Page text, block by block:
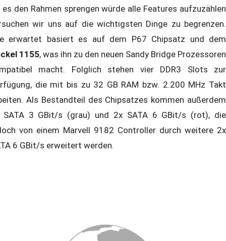
es den Rahmen sprengen würde alle Features aufzuzählen
wir uns auf die wichtigsten Dinge zu begrenzen.
erwartet basiert es auf dem P67 Chipsatz und dem
1155, was ihn zu den neuen Sandy Bridge Prozessoren
macht. Folglich stehen vier DDR3 Slots zur
die mit bis zu 32 GB RAM bzw. 2.200 MHz Takt
Als Bestandteil des Chipsatzes kommen außerdem
SATA 3 GBit/s (grau) und 2x SATA 6 GBit/s (rot), die
von einem Marvell 9182 Controller durch weitere 2x
6 GBit/s erweitert werden.